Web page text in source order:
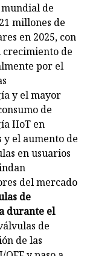
de
millones de
en 2025, con
crecimiento de
por el
y el mayor
de
IIoT en
el aumento de
en usuarios
del mercado
de
durante el
de
de las